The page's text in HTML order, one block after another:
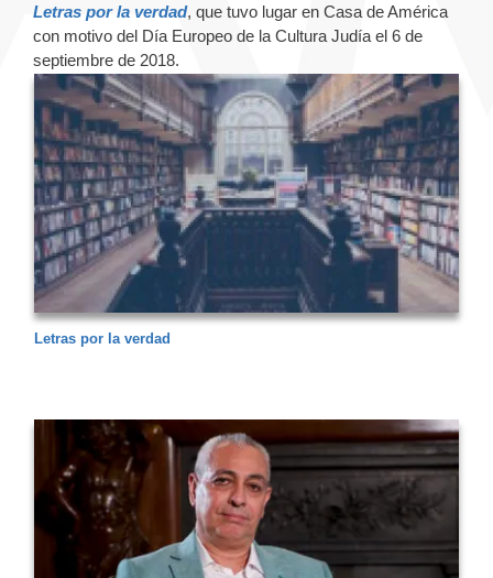
Letras por la verdad, que tuvo lugar en Casa de América
con motivo del Día Europeo de la Cultura Judía el 6 de
septiembre de 2018.
Letras por la verdad